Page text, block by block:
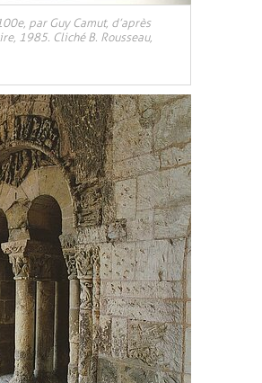
par Guy Camut, d’après
1985. Cliché B. Rousseau,